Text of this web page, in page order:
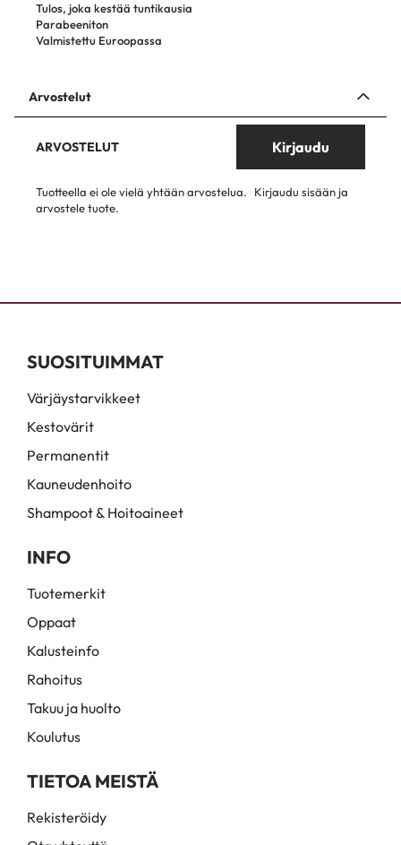
Tulos, joka kestää tuntikausia
Parabeeniton
Valmistettu Euroopassa
Arvostelut
ARVOSTELUT Kirjaudu
Tuotteella ei ole vielä yhtään arvostelua.
Kirjaudu sisään ja
arvostele tuote.
SUOSITUIMMAT
Värjäystarvikkeet
Kestovärit
Permanentit
Kauneudenhoito
Shampoot & Hoitoaineet
INFO
Tuotemerkit
Oppaat
Kalusteinfo
Rahoitus
Takuu ja huolto
Koulutus
TIETOA MEISTÄ
Rekisteröidy